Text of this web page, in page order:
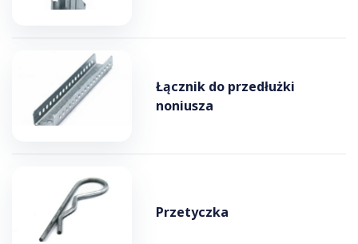
Łącznik do przedłużki
noniusza
Przetyczka